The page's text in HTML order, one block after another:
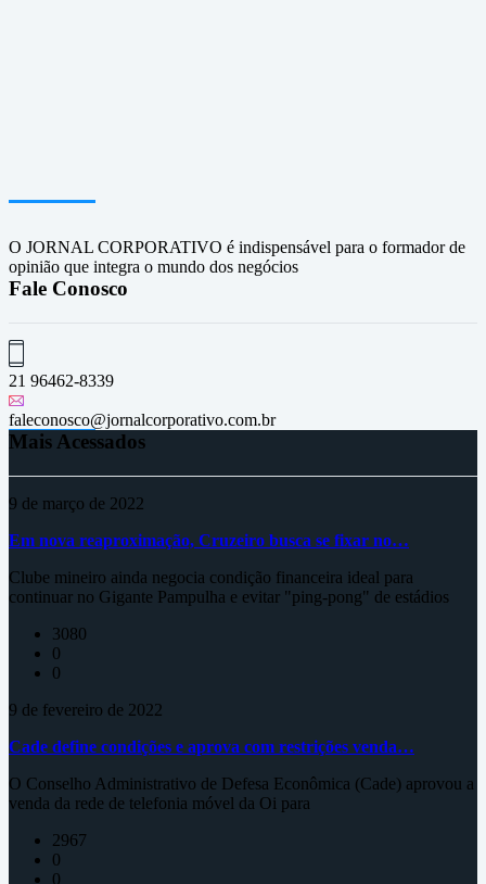
O JORNAL CORPORATIVO é indispensável para o formador de
opinião que integra o mundo dos negócios
Fale Conosco
21 96462-8339
faleconosco@jornalcorporativo.com.br
Mais Acessados
9 de março de 2022
Em nova reaproximação, Cruzeiro busca se fixar no…
Clube mineiro ainda negocia condição financeira ideal para
continuar no Gigante Pampulha e evitar "ping-pong" de estádios
3080
0
0
9 de fevereiro de 2022
Cade define condições e aprova com restrições venda…
O Conselho Administrativo de Defesa Econômica (Cade) aprovou a
venda da rede de telefonia móvel da Oi para
2967
0
0